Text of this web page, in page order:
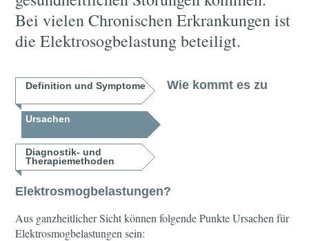
Bei vielen Chronischen Erkrankungen ist
die Elektrosogbelastung beteiligt.
Definition und Symptome
Ursachen
Diagnostik- und
Therapiemethoden
Wie kommt es zu
Elektrosmogbelastungen?
Aus ganzheitlicher Sicht können folgende Punkte Ursachen für
Elektrosmogbelastungen sein: